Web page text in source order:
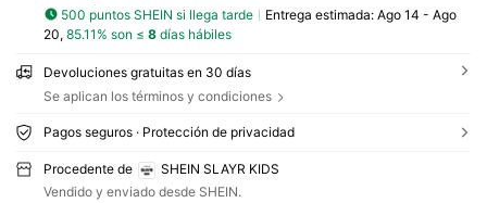
500 puntos SHEIN si llega tarde Entrega estimada: Ago 14 - Ago
20, 85.11% son ≤ 8días hábiles
Devoluciones gratuitas en 30 días
Se aplican los términos y condiciones
Pagos seguros · Protección de privacidad
Procedente de
SHEIN SLAYR KIDS
Vendido y enviado desde SHEIN.